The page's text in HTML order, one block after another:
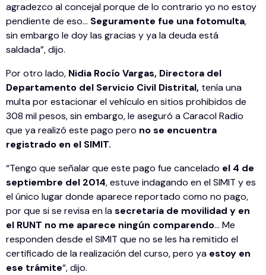
agradezco al concejal porque de lo contrario yo no estoy
pendiente de eso… Seguramente fue una fotomulta,
sin embargo le doy las gracias y ya la deuda está
saldada”, dijo.
Por otro lado, Nidia Rocío Vargas, Directora del
Departamento del Servicio Civil Distrital, tenía una
multa por estacionar el vehículo en sitios prohibidos de
308 mil pesos, sin embargo, le aseguró a Caracol Radio
que ya realizó este pago pero no se encuentra
registrado en el SIMIT.
“Tengo que señalar que este pago fue cancelado el 4 de
septiembre del 2014, estuve indagando en el SIMIT y es
el único lugar donde aparece reportado como no pago,
por que si se revisa en lasecretaria de movilidad y en
el RUNT no me aparece ningún comparendo… Me
responden desde el SIMIT que no se les ha remitido el
certificado de la realización del curso, pero ya estoy en
ese trámite“, dijo.